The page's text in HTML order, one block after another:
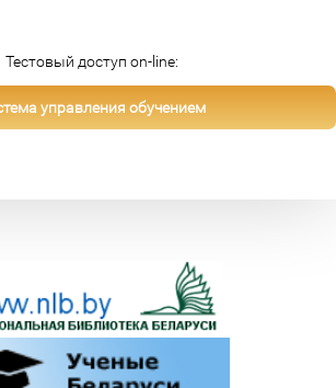
Тестовый доступ on-line:
управления обучением